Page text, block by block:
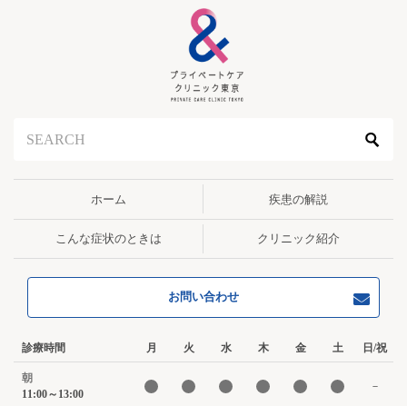
ホーム 疾患の解説
こんな症状のときは クリニック紹介
お問い合わせ
診療時間 月 火 水 木 金 土 日/祝
朝
11:00～13:00
－